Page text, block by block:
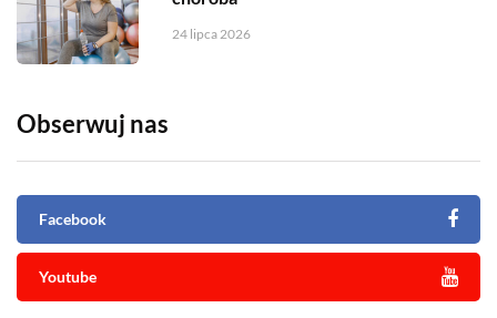
24 lipca 2026
Obserwuj nas
Facebook
Youtube